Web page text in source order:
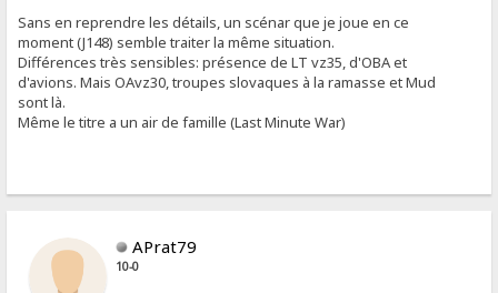
Sans en reprendre les détails, un scénar que je joue en ce
moment (J148) semble traiter la même situation.
Différences très sensibles: présence de LT vz35, d'OBA et
d'avions. Mais OAvz30, troupes slovaques à la ramasse et Mud
sont là.
Même le titre a un air de famille (Last Minute War)
APrat79
10-0